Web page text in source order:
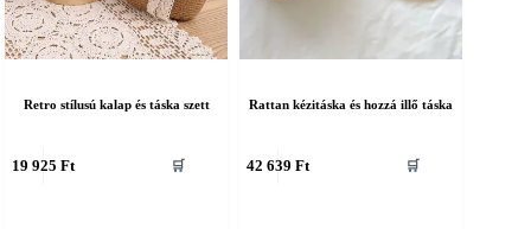
Retro stílusú kalap és táska szett
19 925 Ft 🛒
Rattan kézitáska és hozzá illő táska
42 639 Ft 🛒